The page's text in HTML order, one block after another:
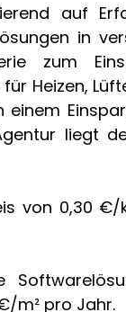
auf
in
zum
Heizen,
liegt
von 0,30
m² pro Jahr.